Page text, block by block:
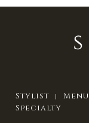
Stylist Menu
Specialty